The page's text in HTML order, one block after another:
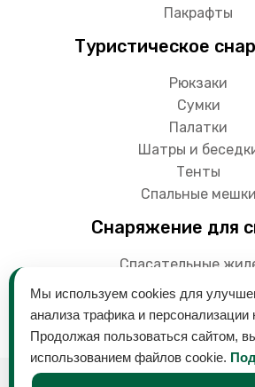
Пакрафты
Туристическое
Рюкзаки
Сумки
Палатки
Шатры и
Тенты
Спальные мешки
Снаряжение для
Спасательные
Гермоупаковки
Мы используем cookies для
анализа трафика и персонализации
Продолжая пользоваться сайтом,
использованием файлов cookie.